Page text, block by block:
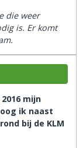
die weer
is. Er komt
mijn
ik naast
bij de KLM